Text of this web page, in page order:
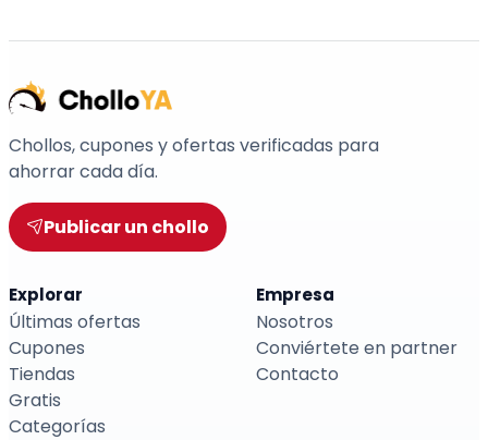
Chollos, cupones y ofertas verificadas para
ahorrar cada día.
Publicar un chollo
Explorar
Últimas ofertas
Cupones
Tiendas
Gratis
Categorías
Empresa
Nosotros
Conviértete en partner
Contacto